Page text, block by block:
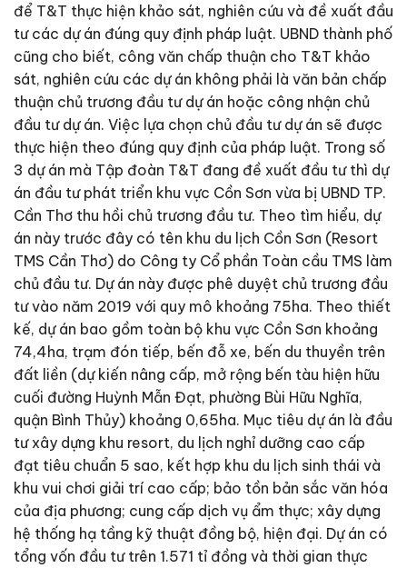
để T&T thực hiện khảo sát, nghiên cứu và đề xuất đầu
tư các dự án đúng quy định pháp luật. UBND thành phố
cũng cho biết, công văn chấp thuận cho T&T khảo
sát, nghiên cứu các dự án không phải là văn bản chấp
thuận chủ trương đầu tư dự án hoặc công nhận chủ
đầu tư dự án. Việc lựa chọn chủ đầu tư dự án sẽ được
thực hiện theo đúng quy định của pháp luật. Trong số
3 dự án mà Tập đoàn T&T đang đề xuất đầu tư thì dự
án đầu tư phát triển khu vực Cồn Sơn vừa bị UBND TP.
Cần Thơ thu hồi chủ trương đầu tư. Theo tìm hiểu, dự
án này trước đây có tên khu du lịch Cồn Sơn (Resort
TMS Cần Thơ) do Công ty Cổ phần Toàn cầu TMS làm
chủ đầu tư. Dự án này được phê duyệt chủ trương đầu
tư vào năm 2019 với quy mô khoảng 75ha. Theo thiết
kế, dự án bao gồm toàn bộ khu vực Cồn Sơn khoảng
74,4ha, trạm đón tiếp, bến đỗ xe, bến du thuyền trên
đất liền (dự kiến nâng cấp, mở rộng bến tàu hiện hữu
cuối đường Huỳnh Mẫn Đạt, phường Bùi Hữu Nghĩa,
quận Bình Thủy) khoảng 0,65ha. Mục tiêu dự án là đầu
tư xây dựng khu resort, du lịch nghỉ dưỡng cao cấp
đạt tiêu chuẩn 5 sao, kết hợp khu du lịch sinh thái và
khu vui chơi giải trí cao cấp; bảo tồn bản sắc văn hóa
của địa phương; cung cấp dịch vụ ẩm thực; xây dựng
hệ thống hạ tầng kỹ thuật đồng bộ, hiện đại. Dự án có
tổng vốn đầu tư trên 1.571 tỉ đồng và thời gian thực